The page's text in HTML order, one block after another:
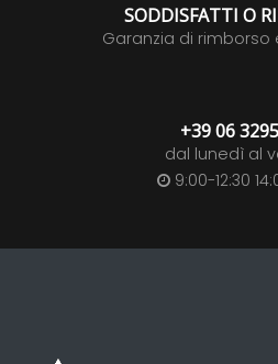
SODDISFATTI O
Garanzia di rimborso
+39 06
dal lunedì al
9:00-12:30